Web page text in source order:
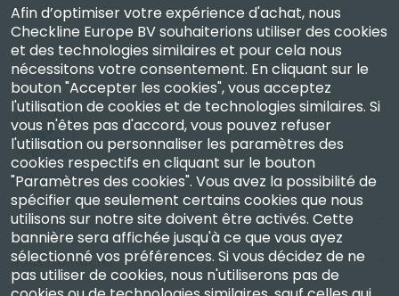
Checkline Europe B.V. — spécialistes de la fourniture,
de l'étalonnage, de la certification et de la réparation
d'instruments de mesure de haute précision.
Entreprise
Compte
Nous Contacter
Afin d’optimiser votre expérience d'achat, nous
Checkline Europe BV souhaiterions utiliser des cookies
et des technologies similaires et pour cela nous
nécessitons votre consentement. En cliquant sur le
bouton "Accepter les cookies", vous acceptez
l'utilisation de cookies et de technologies similaires. Si
vous n'êtes pas d'accord, vous pouvez refuser
l'utilisation ou personnaliser les paramètres des
cookies respectifs en cliquant sur le bouton
"Paramètres des cookies". Vous avez la possibilité de
spécifier que seulement certains cookies que nous
utilisons sur notre site doivent être activés. Cette
bannière sera affichée jusqu'à ce que vous ayez
sélectionné vos préférences. Si vous décidez de ne
pas utiliser de cookies, nous n'utiliserons pas de